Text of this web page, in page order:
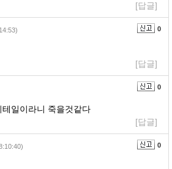
[답글]
0
[답글]
0
일이라니 죽을것같다
[답글]
0